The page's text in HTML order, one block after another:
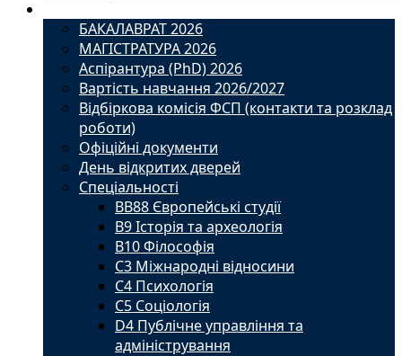
БАКАЛАВРАТ 2026
МАГІСТРАТУРА 2026
Аспірантура (PhD) 2026
Вартість навчання 2026/2027
Відбіркова комісія ФСП (контакти та розклад
роботи)
Офіційні документи
День відкритих дверей
Спеціальності
BВ88 Європейські студії
B9 Історія та археологія
B10 Філософія
C3 Міжнародні відносини
C4 Психологія
С5 Соціологія
D4 Публічне управління та
адміністрування